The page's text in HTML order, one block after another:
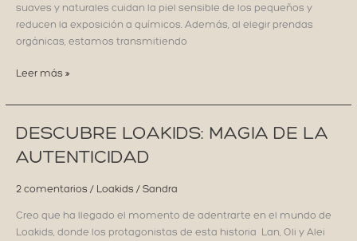
suaves y naturales cuidan la piel sensible de los pequeños y
reducen la exposición a químicos. Además, al elegir prendas
orgánicas, estamos transmitiendo
MODA
AMIGABLE
Leer más »
DESCUBRE LOAKIDS: MAGIA DE LA
AUTENTICIDAD
2 comentarios / Loakids / Sandra
Creo que ha llegado el momento de adentrarte en el mundo de
Loakids, donde los protagonistas de esta historia Lan, Oli y Alei